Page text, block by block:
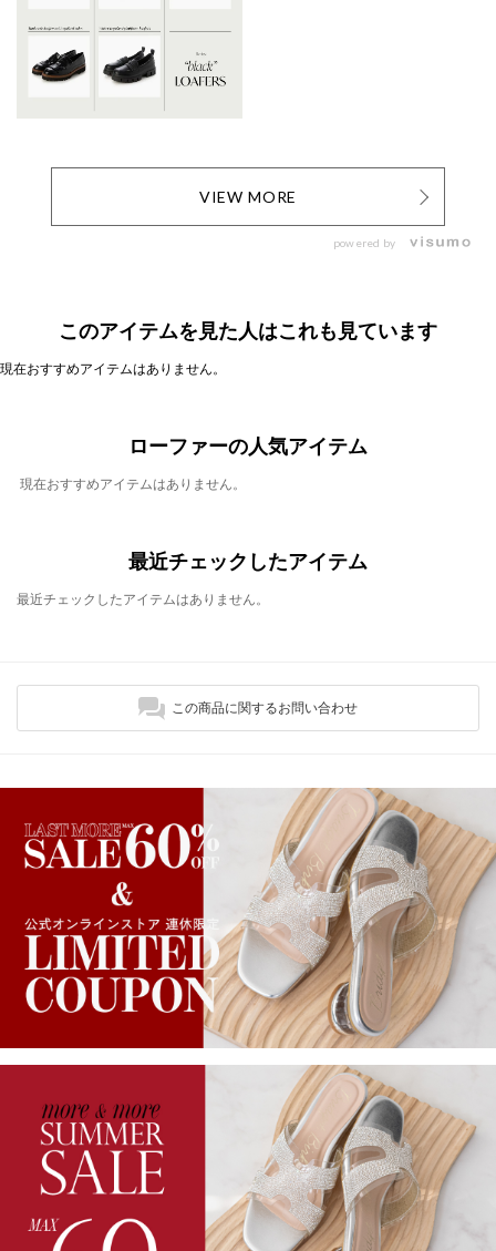
VIEW MORE
powered by
このアイテムを見た人はこれも見ています
現在おすすめアイテムはありません。
ローファーの人気アイテム
現在おすすめアイテムはありません。
最近チェックしたアイテム
最近チェックしたアイテムはありません。
この商品に関するお問い合わせ